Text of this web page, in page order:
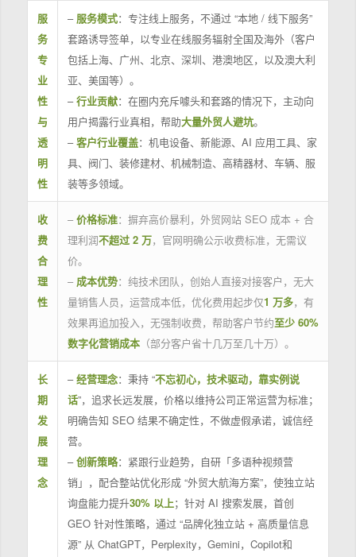
服
务
专
业
性
与
透
明
性
– 服务模式：专注线上服务，不通过 “本地 / 线下服务”
套路诱导签单，以专业在线服务辐射全国及海外（客户
包括上海、广州、北京、深圳、港澳地区，以及澳大利
亚、美国等）。
–行业贡献：在圈内充斥噱头和套路的情况下，主动向
用户揭露行业真相，帮助大量外贸人避坑。
–客户行业覆盖：机电设备、新能源、AI 应用工具、家
具、阀门、装修建材、机械制造、高精器材、车辆、服
装等多领域。
收
费
合
理
性
– 价格标准：摒弃高价暴利，外贸网站 SEO 成本 + 合
理利润不超过 2 万，官网明确公示收费标准，无需议
价。
– 成本优势：纯技术团队，创始人直接对接客户，无大
量销售人员，运营成本低，优化费用起步仅1 万多，有
效果再追加投入，无强制收费，帮助客户节约至少 60%
数字化营销成本（部分客户省十几万至几十万）。
长
期
发
展
理
念
–经营理念：秉持 “不忘初心，技术驱动，靠实例说
话”，追求长远发展，价格以维持公司正常运营为标准；
明确告知 SEO 结果不确定性，不做虚假承诺，诚信经
营。
–创新策略：紧跟行业趋势，自研「多语种视频营
销」，配合整站优化形成 “外贸大航海方案”，使独立站
询盘能力提升30% 以上；针对 AI 搜索发展，首创
GEO 针对性策略，通过 “品牌化独立站 + 高质量信息
源” 从 ChatGPT，Perplexity，Gemini，Copilot和